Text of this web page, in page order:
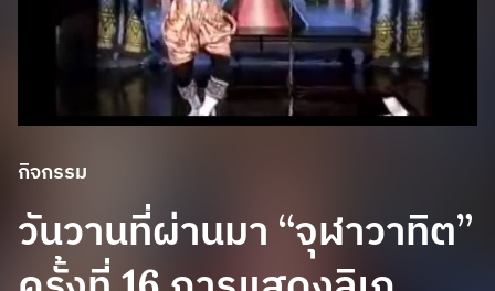
กิจกรรม
วันวานที่ผ่านมา “จุฬาวาทิต”